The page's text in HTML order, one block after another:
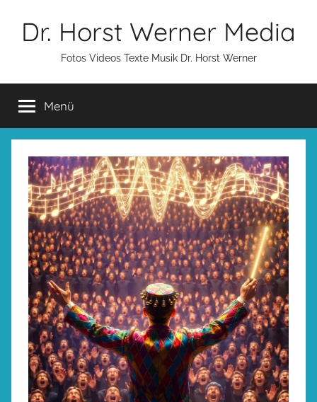
InhaltDr. Horst Werner Media
Fotos Videos Texte Musik Dr. Horst Werner
Menü